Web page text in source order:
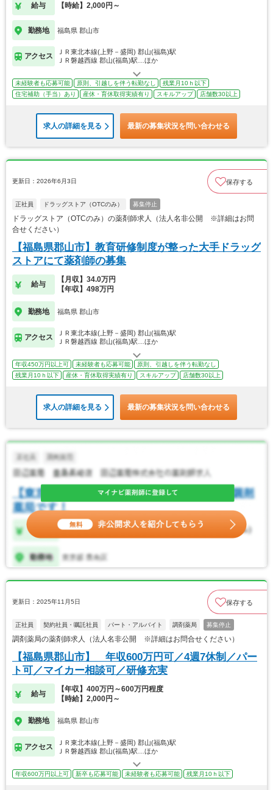
給与 【時給】2,000円～
勤務地 福島県 郡山市
アクセス
ＪＲ東北本線(上野－盛岡) 郡山(福島)駅
ＪＲ磐越西線 郡山(福島)駅…ほか
未経験者も応募可能 原則、引越しを伴う転勤なし
残業月10ｈ以下
住宅補助（手当）あり
産休・育休取得実績有り スキルアップ 店舗数30以上
求人の詳細を見る 最新の募集状況を問い合わせる
更新日：2026年6月3日 保存する
正社員 ドラッグストア（OTCのみ） 募集停止
ドラッグストア（OTCのみ）の薬剤師求人（法人名非公開 ※詳細はお問
合せください）
【福島県郡山市】教育研修制度が整った大手ドラッグ
ストアにて薬剤師の募集
給与
【月収】34.0万円
【年収】498万円
勤務地 福島県 郡山市
アクセス
ＪＲ東北本線(上野－盛岡) 郡山(福島)駅
ＪＲ磐越西線 郡山(福島)駅…ほか
年収450万円以上可 未経験者も応募可能
原則、引越しを伴う転勤なし
残業月10ｈ以下
産休・育休取得実績有り スキルアップ 店舗数30以上
求人の詳細を見る 最新の募集状況を問い合わせる
更新日：2025年11月5日 保存する
正社員 契約社員・嘱託社員 パート・アルバイト 調剤薬局 募集停止
調剤薬局の薬剤師求人（法人名非公開 ※詳細はお問合せください）
【福島県郡山市】 年収600万円可／4週7休制／パー
ト可／マイカー相談可／研修充実
給与
【年収】400万円～600万円程度
【時給】2,000円～
勤務地 福島県 郡山市
アクセス
ＪＲ東北本線(上野－盛岡) 郡山(福島)駅
ＪＲ磐越西線 郡山(福島)駅…ほか
年収600万円以上可 新卒も応募可能 未経験者も応募可能 残業月10ｈ以下